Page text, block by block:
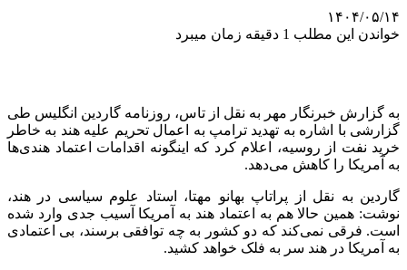
۱۴۰۴/۰۵/۱۴
خواندن این مطلب 1 دقیقه زمان میبرد
به گزارش خبرنگار مهر به نقل از تاس، روزنامه گاردین انگلیس طی
گزارشی با اشاره به تهدید ترامپ به اعمال تحریم علیه هند به خاطر
خرید نفت از روسیه، اعلام کرد که اینگونه اقدامات اعتماد هندی‌ها
به آمریکا را کاهش می‌دهد.
گاردین به نقل از پراتاپ بهانو مهتا، استاد علوم سیاسی در هند،
نوشت: همین حالا هم به اعتماد هند به آمریکا آسیب جدی وارد شده
است. فرقی نمی‌کند که دو کشور به چه توافقی برسند، بی اعتمادی
به آمریکا در هند سر به فلک خواهد کشید.